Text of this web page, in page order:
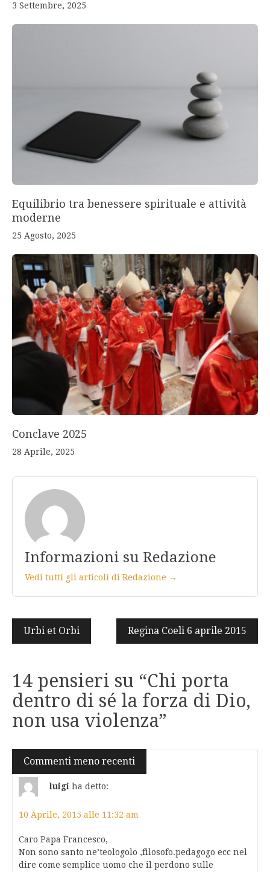
3 Settembre, 2025
Equilibrio tra benessere spirituale e attività
moderne
25 Agosto, 2025
Conclave 2025
28 Aprile, 2025
Informazioni su Redazione
Vedi tutti gli articoli di Redazione →
Navigazione
articoli
Urbi et Orbi Regina Coeli 6 aprile 2015
14 pensieri su “Chi porta
dentro di sé la forza di Dio,
non usa violenza”
Navigazione
commenti
Commenti meno recenti
luigi ha detto:
10 Aprile, 2015 alle 11:32 am
Caro Papa Francesco,
Non sono santo ne’teologolo ,filosofo.pedagogo ecc nel
dire come semplice uomo che il perdono sulle